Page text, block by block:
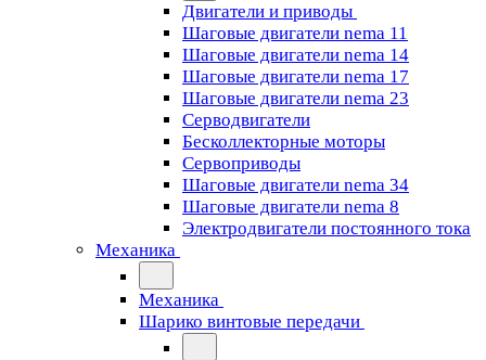
Двигатели и приводы
Шаговые двигатели nema 11
Шаговые двигатели nema 14
Шаговые двигатели nema 17
Шаговые двигатели nema 23
Cерводвигатели
Бесколлекторные моторы
Сервоприводы
Шаговые двигатели nema 34
Шаговые двигатели nema 8
Электродвигатели постоянного тока
Механика
Механика
Шарико винтовые передачи